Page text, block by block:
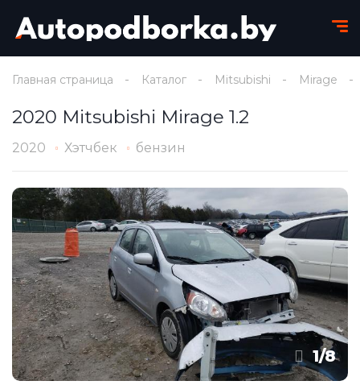
Главная страница Каталог Mitsubishi Mirage
2020 Mitsubishi Mirage 1.2
2020 Хэтчбек бензин
1/8